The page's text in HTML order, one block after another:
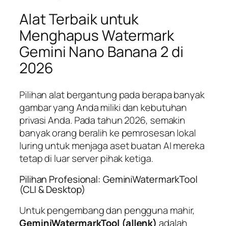
Alat Terbaik untuk
Menghapus Watermark
Gemini Nano Banana 2 di
2026
Pilihan alat bergantung pada berapa banyak
gambar yang Anda miliki dan kebutuhan
privasi Anda. Pada tahun 2026, semakin
banyak orang beralih ke pemrosesan lokal
luring untuk menjaga aset buatan AI mereka
tetap di luar server pihak ketiga.
Pilihan Profesional: GeminiWatermarkTool
(CLI & Desktop)
Untuk pengembang dan pengguna mahir,
GeminiWatermarkTool (allenk) adalah